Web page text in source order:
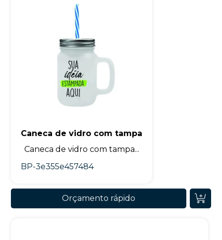
Caneca de vidro com tampa
Caneca de vidro com tampa...
BP-3e355e457484
Orçamento rápido